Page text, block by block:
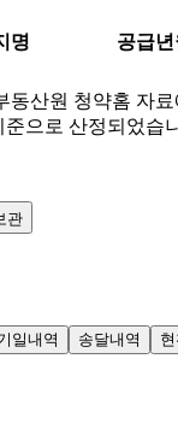
명 공급년
산원 청약홈 자
준으로 산정되었습
관
일내역 송달내역